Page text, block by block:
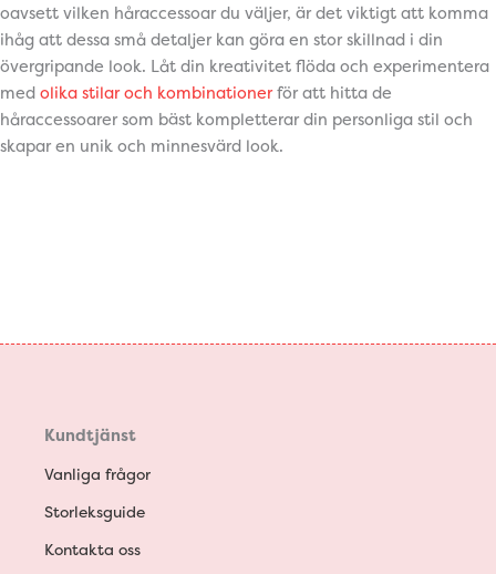
oavsett vilken håraccessoar du väljer, är det viktigt att komma
ihåg att dessa små detaljer kan göra en stor skillnad i din
övergripande look. Låt din kreativitet flöda och experimentera
med olika stilar och kombinationerför att hitta de
håraccessoarer som bäst kompletterar din personliga stil och
skapar en unik och minnesvärd look.
Kundtjänst
Vanliga frågor
Storleksguide
Kontakta oss